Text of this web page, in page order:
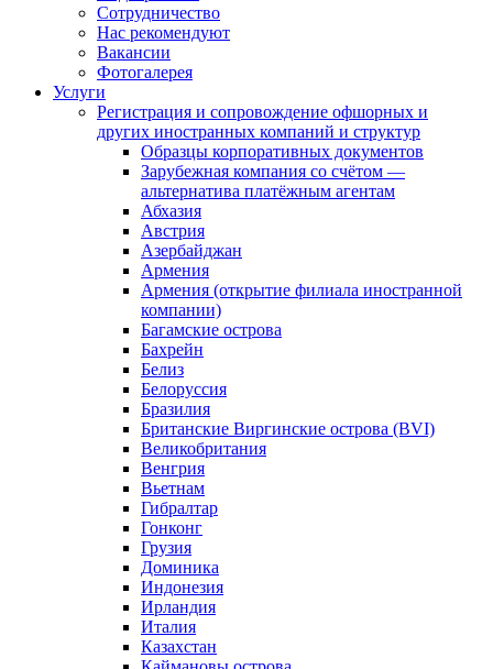
Сотрудничество
Нас рекомендуют
Вакансии
Фотогалерея
Услуги
Регистрация и сопровождение офшорных и
других иностранных компаний и структур
Образцы корпоративных документов
Зарубежная компания со счётом —
альтернатива платёжным агентам
Абхазия
Австрия
Азербайджан
Армения
Армения (открытие филиала иностранной
компании)
Багамские острова
Бахрейн
Белиз
Белоруссия
Бразилия
Британские Виргинские острова (BVI)
Великобритания
Венгрия
Вьетнам
Гибралтар
Гонконг
Грузия
Доминика
Индонезия
Ирландия
Италия
Казахстан